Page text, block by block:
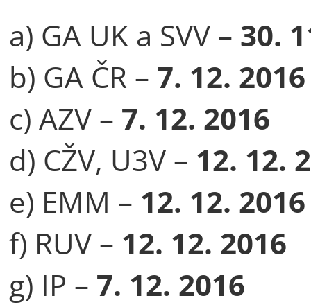
a) GA UK a SVV – 30.
b) GA ČR – 7. 12. 2016
c) AZV – 7. 12. 2016
d) CŽV, U3V – 12. 12.
e) EMM – 12. 12. 2016
f) RUV – 12. 12. 2016
g) IP – 7. 12. 2016